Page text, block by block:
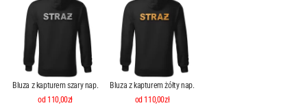
Bluza z kapturem szary nap.
od 110,00zł
Bluza z kapturem żółty nap.
od 110,00zł